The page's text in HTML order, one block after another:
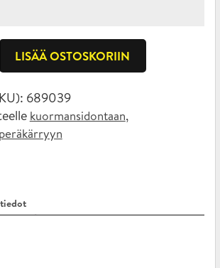
LISÄÄ OSTOSKORIIN
689039
kuormansidontaan,
peräkärryyn